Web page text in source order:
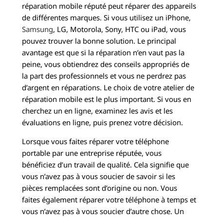
réparation mobile réputé peut réparer des appareils
de différentes marques. Si vous utilisez un iPhone,
Samsung, LG, Motorola, Sony, HTC ou iPad, vous
pouvez trouver la bonne solution. Le principal
avantage est que si la réparation n’en vaut pas la
peine, vous obtiendrez des conseils appropriés de
la part des professionnels et vous ne perdrez pas
d’argent en réparations. Le choix de votre atelier de
réparation mobile est le plus important. Si vous en
cherchez un en ligne, examinez les avis et les
évaluations en ligne, puis prenez votre décision.
Lorsque vous faites réparer votre téléphone
portable par une entreprise réputée, vous
bénéficiez d’un travail de qualité. Cela signifie que
vous n’avez pas à vous soucier de savoir si les
pièces remplacées sont d’origine ou non. Vous
faites également réparer votre téléphone à temps et
vous n’avez pas à vous soucier d’autre chose. Un